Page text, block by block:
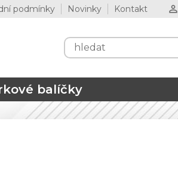
podmínky Novinky Kontakt
balíčky